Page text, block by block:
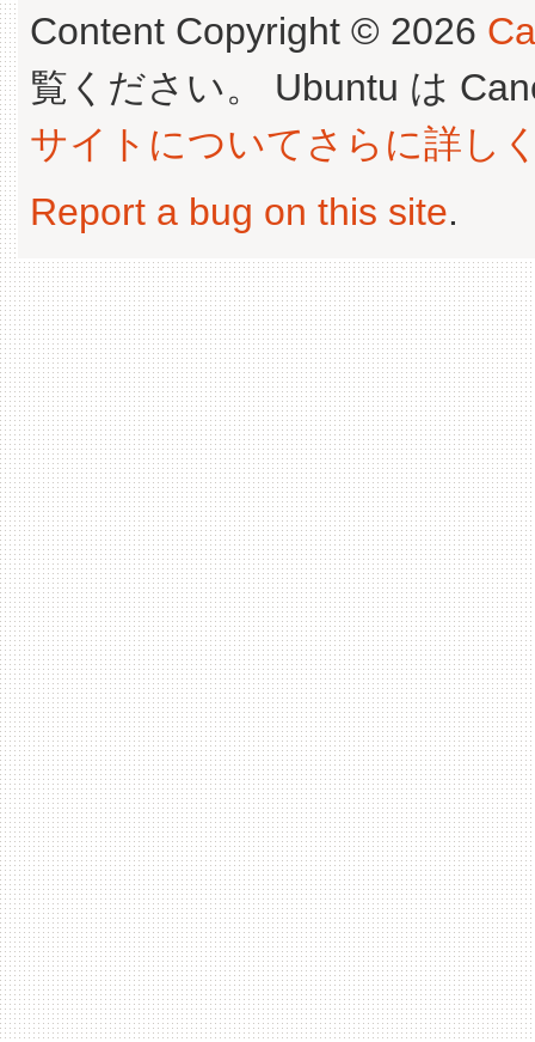
Content Copyright © 2026
覧ください。 Ubuntu は
サイトについてさらに詳し
Report a bug on this site.